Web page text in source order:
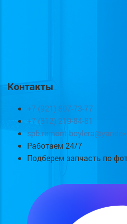
Контакты
+7 (921) 807-73-77
+7 (812) 219-84-81
spb.remont-
Работаем 24/7
Подберем запчасть по